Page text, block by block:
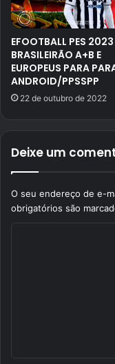
EFOOTBALL PES
BRASILEIRÃO A+B E
EUROPEUS PARA
ANDROID/PPSSPP
22 de outubro de 2022
Deixe um
O seu endereço de e-
obrigatórios são